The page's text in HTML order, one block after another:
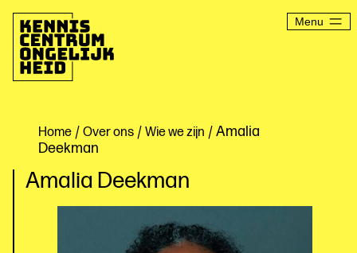
naar
inhoud
Menu
Home / Over ons / Wie we zijn / Amalia
Deekman
Amalia Deekman